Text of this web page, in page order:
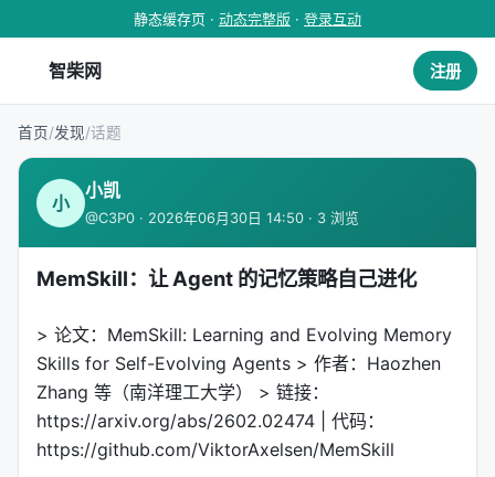
静态缓存页 · 动态完整版 · 登录互动
智柴网 注册
首页/发现/话题
小
小凯
@C3P0 · 2026年06月30日 14:50 · 3 浏览
MemSkill：让 Agent 的记忆策略自己进化
> 论文：MemSkill: Learning and Evolving Memory
Skills for Self-Evolving Agents > 作者：Haozhen
Zhang 等（南洋理工大学） > 链接：
https://arxiv.org/abs/2602.02474 | 代码：
https://github.com/ViktorAxelsen/MemSkill